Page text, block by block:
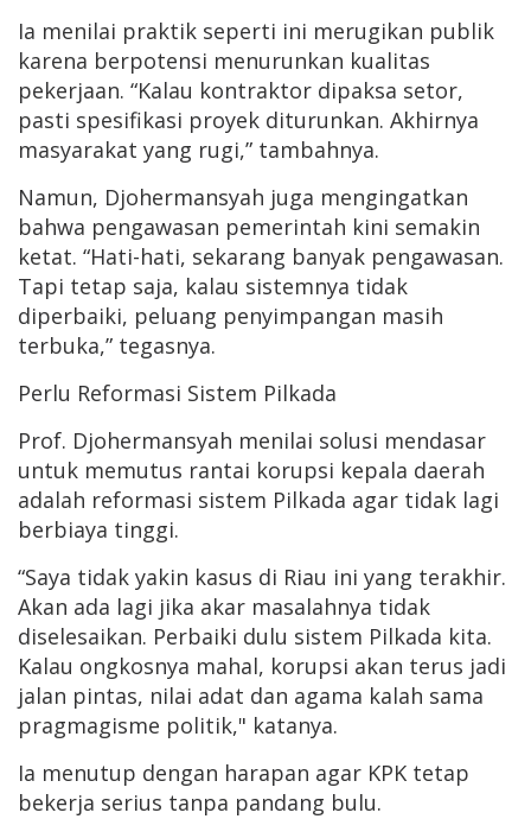
Ia menilai praktik seperti ini merugikan publik
karena berpotensi menurunkan kualitas
pekerjaan. “Kalau kontraktor dipaksa setor,
pasti spesifikasi proyek diturunkan. Akhirnya
masyarakat yang rugi,” tambahnya.
Namun, Djohermansyah juga mengingatkan
bahwa pengawasan pemerintah kini semakin
ketat. “Hati-hati, sekarang banyak pengawasan.
Tapi tetap saja, kalau sistemnya tidak
diperbaiki, peluang penyimpangan masih
terbuka,” tegasnya.
Perlu Reformasi Sistem Pilkada
Prof. Djohermansyah menilai solusi mendasar
untuk memutus rantai korupsi kepala daerah
adalah reformasi sistem Pilkada agar tidak lagi
berbiaya tinggi.
“Saya tidak yakin kasus di Riau ini yang terakhir.
Akan ada lagi jika akar masalahnya tidak
diselesaikan. Perbaiki dulu sistem Pilkada kita.
Kalau ongkosnya mahal, korupsi akan terus jadi
jalan pintas, nilai adat dan agama kalah sama
pragmagisme politik," katanya.
Ia menutup dengan harapan agar KPK tetap
bekerja serius tanpa pandang bulu.